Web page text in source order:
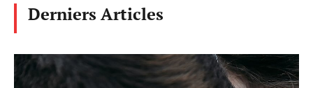
Derniers Articles